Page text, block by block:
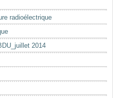
radioélectrique
2014